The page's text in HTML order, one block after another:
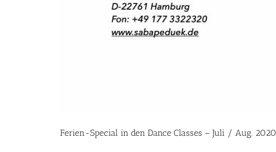
Ferien-Special in den Dance Classes – Juli / Aug. 2020